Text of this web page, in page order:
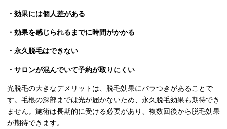
・効果には個人差がある
・効果を感じられるまでに時間がかかる
・永久脱毛はできない
・サロンが混んでいて予約が取りにくい
光脱毛の大きなデメリットは、脱毛効果にバラつきがあることで
す。毛根の深部までは光が届かないため、永久脱毛効果も期待でき
ません。施術は長期的に受ける必要があり、複数回後から脱毛効果
が期待できます。